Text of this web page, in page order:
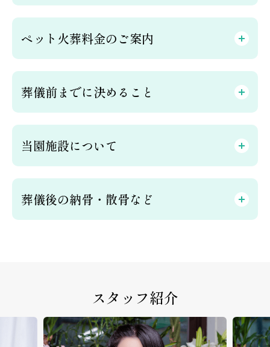
ペット火葬料金のご案内
葬儀前までに決めること
当園施設について
葬儀後の納骨・散骨など
スタッフ紹介